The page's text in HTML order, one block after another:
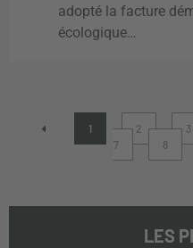
adopté la facture
écologique…
1 2 3
7
8
LES